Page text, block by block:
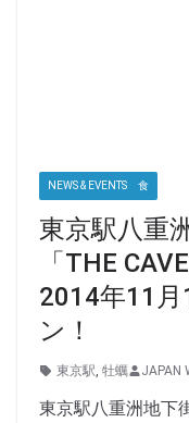
NEWS & EVENTS 食
東京駅八重
「THE
2014年11
ン！
東京駅 牡蠣 JAPAN
東京駅八重洲地下